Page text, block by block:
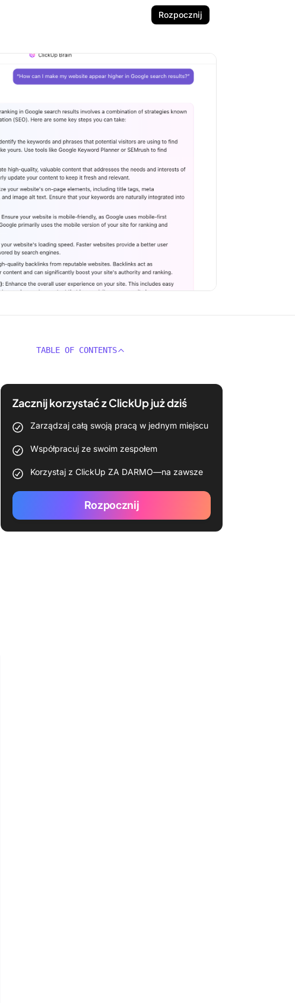
Rozpocznij
TABLE OF CONTENTS
Zacznij korzystać z ClickUp już dziś
Zarządzaj całą swoją pracą w jednym miejscu
Współpracuj ze swoim zespołem
Korzystaj z ClickUp ZA DARMO—na zawsze
Rozpocznij